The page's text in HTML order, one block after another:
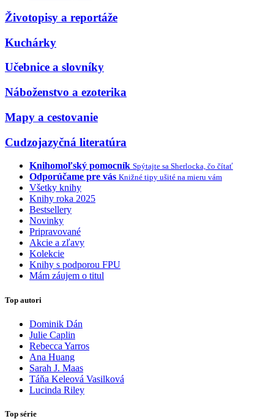
Životopisy a reportáže
Kuchárky
Učebnice a slovníky
Náboženstvo a ezoterika
Mapy a cestovanie
Cudzojazyčná literatúra
Knihomoľský pomocník Spýtajte sa Sherlocka, čo čítať
Odporúčame pre vás Knižné tipy ušité na mieru vám
Všetky knihy
Knihy roka 2025
Bestsellery
Novinky
Pripravované
Akcie a zľavy
Kolekcie
Knihy s podporou FPU
Mám záujem o titul
Top autori
Dominik Dán
Julie Caplin
Rebecca Yarros
Ana Huang
Sarah J. Maas
Táňa Keleová Vasilková
Lucinda Riley
Top série